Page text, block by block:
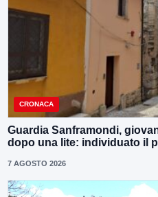
CRONACA
Guardia Sanframondi,
dopo una lite: individuato il
7 AGOSTO 2026